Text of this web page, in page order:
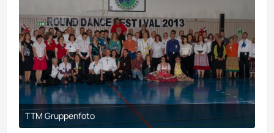
TTM Gruppenfoto
21. März 2018 um 20:02